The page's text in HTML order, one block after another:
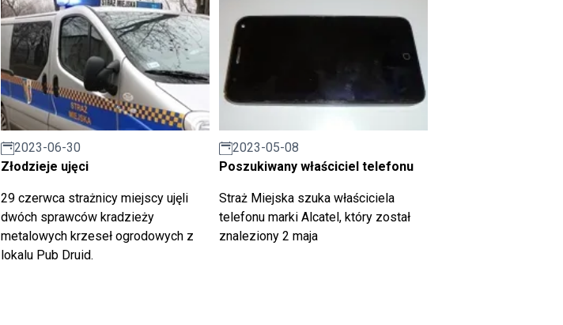
2023-06-30
Złodzieje ujęci
29 czerwca strażnicy miejscy ujęli
dwóch sprawców kradzieży
metalowych krzeseł ogrodowych z
lokalu Pub Druid.
2023-05-08
Poszukiwany właściciel telefonu
Straż Miejska szuka właściciela
telefonu marki Alcatel, który został
znaleziony 2 maja